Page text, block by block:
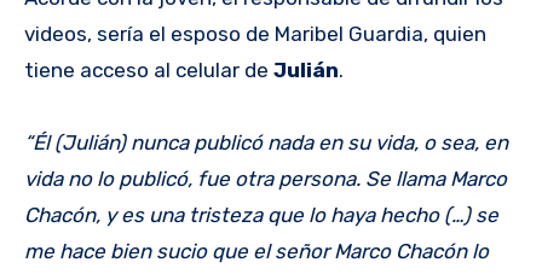
videos, sería el esposo de Maribel Guardia, quien
tiene acceso al celular de Julián.
“Él (Julián) nunca publicó nada en su vida, o sea, en
vida no lo publicó, fue otra persona. Se llama Marco
Chacón, y es una tristeza que lo haya hecho (…) se
me hace bien sucio que el señor Marco Chacón lo